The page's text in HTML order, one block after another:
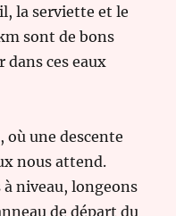
la serviette et le
sont de bons
ces eaux
où une descente
nous attend.
à niveau, longeons
de départ du